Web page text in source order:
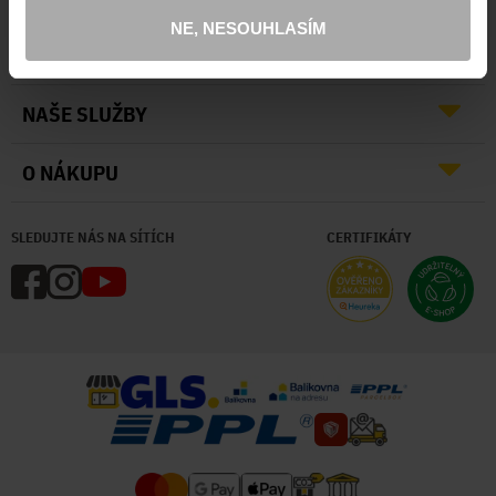
NE, NESOUHLASÍM
SLEDUJTE NÁS NA SÍTÍCH CERTIFIKÁTY
O NÁS
NAŠE SLUŽBY
O NÁKUPU